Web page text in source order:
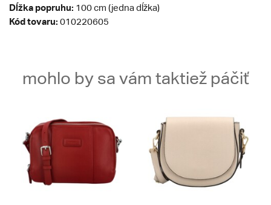
Dĺžka popruhu: 100 cm (jedna dĺžka)
Kód tovaru: 010220605
mohlo by sa vám taktiež páčiť